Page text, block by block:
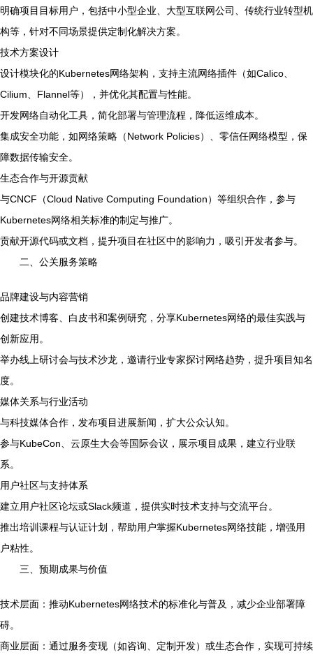
明确项目目标用户，包括中小型企业、大型互联网公司、传统行业转型机
构等，针对不同场景提供定制化解决方案。
技术方案设计
设计模块化的Kubernetes网络架构，支持主流网络插件（如Calico、
Cilium、Flannel等），并优化其配置与性能。
开发网络自动化工具，简化部署与管理流程，降低运维成本。
集成安全功能，如网络策略（Network Policies）、零信任网络模型，保
障数据传输安全。
生态合作与开源贡献
与CNCF（Cloud Native Computing Foundation）等组织合作，参与
Kubernetes网络相关标准的制定与推广。
贡献开源代码或文档，提升项目在社区中的影响力，吸引开发者参与。
二、公关服务策略
品牌建设与内容营销
创建技术博客、白皮书和案例研究，分享Kubernetes网络的最佳实践与
创新应用。
举办线上研讨会与技术沙龙，邀请行业专家探讨网络趋势，提升项目知名
度。
媒体关系与行业活动
与科技媒体合作，发布项目进展新闻，扩大公众认知。
参与KubeCon、云原生大会等国际会议，展示项目成果，建立行业联
系。
用户社区与支持体系
建立用户社区论坛或Slack频道，提供实时技术支持与交流平台。
推出培训课程与认证计划，帮助用户掌握Kubernetes网络技能，增强用
户粘性。
三、预期成果与价值
技术层面：推动Kubernetes网络技术的标准化与普及，减少企业部署障
碍。
商业层面：通过服务变现（如咨询、定制开发）或生态合作，实现可持续